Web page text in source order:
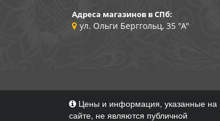
Адреса магазинов в СПб:
ул. Ольги Берггольц, 35 "А"
Цены и информация, указанные на
сайте, не являются публичной